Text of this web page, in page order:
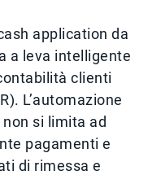
application da
a leva intelligente
clienti
L’automazione
si limita ad
pagamenti e
di rimessa e